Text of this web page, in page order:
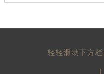
轻轻滑动下方